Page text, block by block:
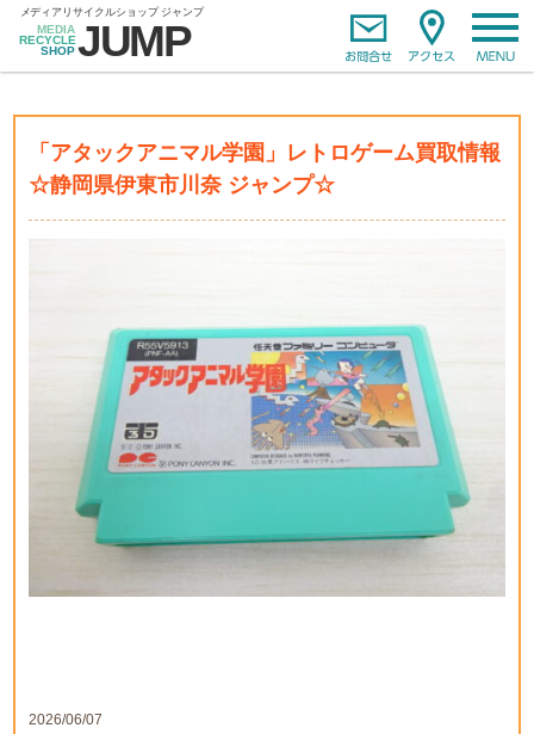
「アタックアニマル学園」レトロゲーム買取情報
☆静岡県伊東市川奈 ジャンプ☆
2026/06/07